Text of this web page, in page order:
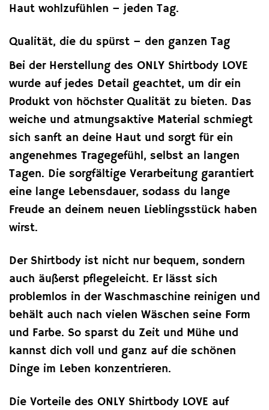
Haut wohlzufühlen – jeden Tag.
Qualität, die du spürst – den ganzen Tag
Bei der Herstellung des ONLY Shirtbody LOVE
wurde auf jedes Detail geachtet, um dir ein
Produkt von höchster Qualität zu bieten. Das
weiche und atmungsaktive Material schmiegt
sich sanft an deine Haut und sorgt für ein
angenehmes Tragegefühl, selbst an langen
Tagen. Die sorgfältige Verarbeitung garantiert
eine lange Lebensdauer, sodass du lange
Freude an deinem neuen Lieblingsstück haben
wirst.
Der Shirtbody ist nicht nur bequem, sondern
auch äußerst pflegeleicht. Er lässt sich
problemlos in der Waschmaschine reinigen und
behält auch nach vielen Wäschen seine Form
und Farbe. So sparst du Zeit und Mühe und
kannst dich voll und ganz auf die schönen
Dinge im Leben konzentrieren.
Die Vorteile des ONLY Shirtbody LOVE auf